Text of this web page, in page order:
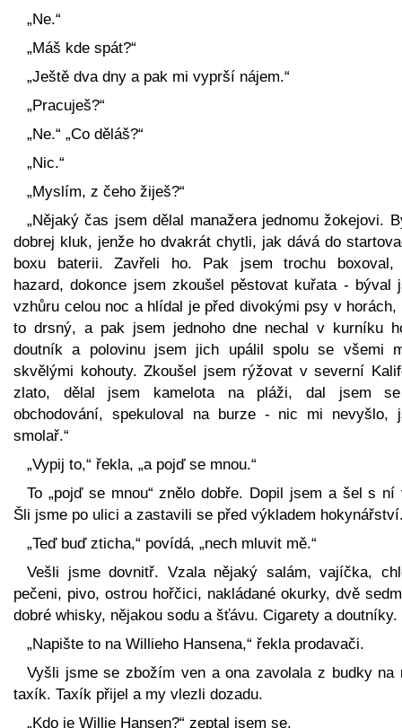
„Ne.“
„Máš kde spát?“
„Ještě dva dny a pak mi vyprší nájem.“
„Pracuješ?“
„Ne.“ „Co děláš?“
„Nic.“
„Myslím, z čeho žiješ?“
„Nějaký čas jsem dělal manažera jednomu žokejovi.
dobrej kluk, jenže ho dvakrát chytli, jak dává do
boxu baterii. Zavřeli ho. Pak jsem trochu boxoval,
hazard, dokonce jsem zkoušel pěstovat kuřata - býval
vzhůru celou noc a hlídal je před divokými psy v horách,
to drsný, a pak jsem jednoho dne nechal v kurníku
doutník a polovinu jsem jich upálil spolu se všemi
skvělými kohouty. Zkoušel jsem rýžovat v severní
zlato, dělal jsem kamelota na pláži, dal jsem
obchodování, spekuloval na burze - nic mi nevyšlo,
smolař.“
„Vypij to,“ řekla, „a pojď se mnou.“
To „pojď se mnou“ znělo dobře. Dopil jsem a šel s ní
Šli jsme po ulici a zastavili se před výkladem
„Teď buď zticha,“ povídá, „nech mluvit mě.“
Vešli jsme dovnitř. Vzala nějaký salám, vajíčka,
pečeni, pivo, ostrou hořčici, nakládané okurky, dvě
dobré whisky, nějakou sodu a šťávu. Cigarety a doutníky.
„Napište to na Willieho Hansena,“ řekla prodavači.
Vyšli jsme se zbožím ven a ona zavolala z budky na
taxík. Taxík přijel a my vlezli dozadu.
„Kdo je Willie Hansen?“ zeptal jsem se.